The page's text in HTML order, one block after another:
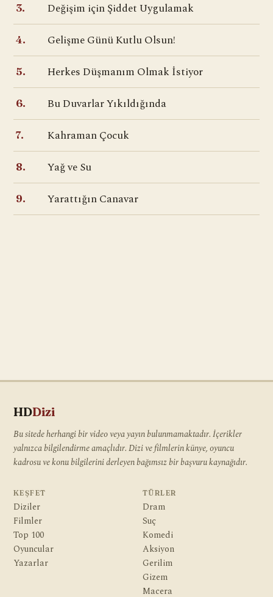
3. Değişim için Şiddet Uygulamak
4. Gelişme Günü Kutlu Olsun!
5. Herkes Düşmanım Olmak İstiyor
6. Bu Duvarlar Yıkıldığında
7. Kahraman Çocuk
8. Yağ ve Su
9. Yarattığın Canavar
HDDizi
Bu sitede herhangi bir video veya yayın bulunmamaktadır. İçerikler
yalnızca bilgilendirme amaçlıdır. Dizi ve filmlerin künye, oyuncu
kadrosu ve konu bilgilerini derleyen bağımsız bir başvuru kaynağıdır.
KEŞFET
Diziler
Filmler
Top 100
Oyuncular
Yazarlar
TÜRLER
Dram
Suç
Komedi
Aksiyon
Gerilim
Gizem
Macera